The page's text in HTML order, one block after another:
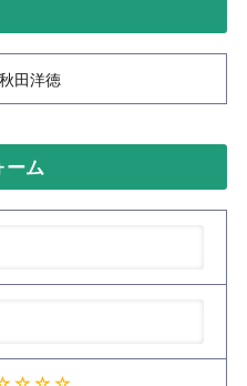
秋田洋徳
ーム